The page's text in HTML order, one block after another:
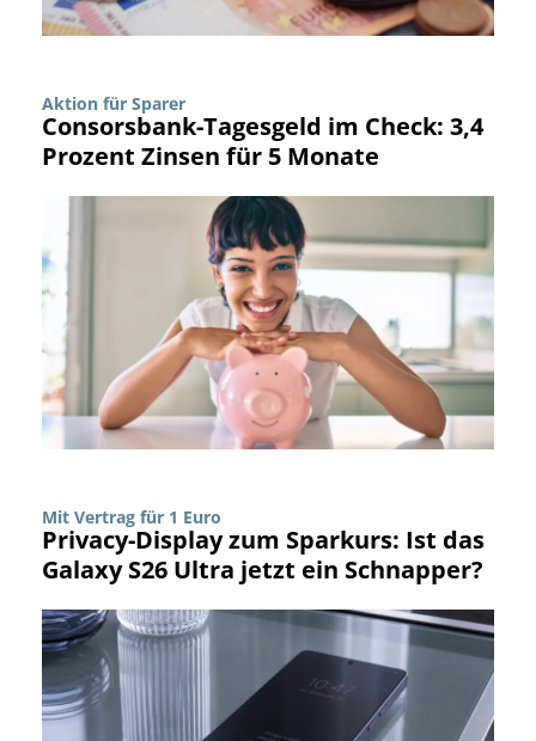
Aktion für Sparer
Consorsbank-Tagesgeld im Check: 3,4
Prozent Zinsen für 5 Monate
Mit Vertrag für 1 Euro
Privacy-Display zum Sparkurs: Ist das
Galaxy S26 Ultra jetzt ein Schnapper?